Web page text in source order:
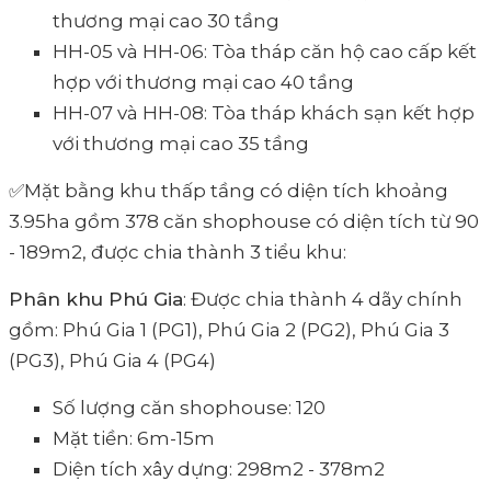
thương mại cao 30 tầng
HH-05 và HH-06: Tòa tháp căn hộ cao cấp kết
hợp với thương mại cao 40 tầng
HH-07 và HH-08: Tòa tháp khách sạn kết hợp
với thương mại cao 35 tầng
✅Mặt bằng khu thấp tầng có diện tích khoảng
3.95ha gồm 378 căn shophouse có diện tích từ 90
- 189m2, được chia thành 3 tiểu khu:
Phân khu Phú Gia: Được chia thành 4 dãy chính
gồm: Phú Gia 1 (PG1), Phú Gia 2 (PG2), Phú Gia 3
(PG3), Phú Gia 4 (PG4)
Số lượng căn shophouse: 120
Mặt tiền: 6m-15m
Diện tích xây dựng: 298m2 - 378m2